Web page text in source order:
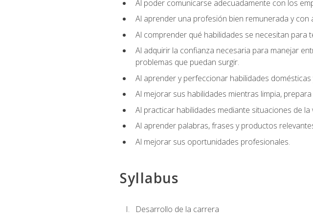
Al poder comunicarse adecuadamente con los
Al aprender una profesión bien remunerada y con
Al comprender qué habilidades se necesitan para
Al adquirir la confianza necesaria para manejar
problemas que puedan surgir.
Al aprender y perfeccionar habilidades
Al mejorar sus habilidades mientras limpia,
Al practicar habilidades mediante situaciones de la
Al aprender palabras, frases y productos
Al mejorar sus oportunidades profesionales.
Syllabus
Desarrollo de la carrera